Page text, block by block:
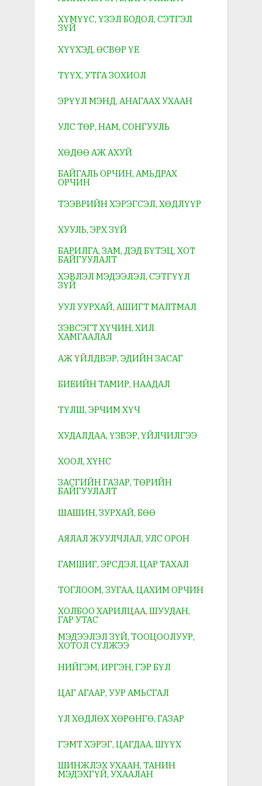
ХҮМҮҮС, ҮЗЭЛ БОДОЛ, СЭТГЭЛ
ЗҮЙ
ХҮҮХЭД, ӨСВӨР ҮЕ
ТҮҮХ, УТГА ЗОХИОЛ
ЭРҮҮЛ МЭНД, АНАГААХ УХААН
УЛС ТӨР, НАМ, СОНГУУЛЬ
ХӨДӨӨ АЖ АХУЙ
БАЙГАЛЬ ОРЧИН, АМЬДРАХ
ОРЧИН
ТЭЭВРИЙН ХЭРЭГСЭЛ, ХӨДЛҮҮР
ХУУЛЬ, ЭРХ ЗҮЙ
БАРИЛГА, ЗАМ, ДЭД БҮТЭЦ, ХОТ
БАЙГУУЛАЛТ
ХЭВЛЭЛ МЭДЭЭЛЭЛ, СЭТГҮҮЛ
ЗҮЙ
УУЛ УУРХАЙ, АШИГТ МАЛТМАЛ
ЗЭВСЭГТ ХҮЧИН, ХИЛ
ХАМГААЛАЛ
АЖ ҮЙЛДВЭР, ЭДИЙН ЗАСАГ
БИЕИЙН ТАМИР, НААДАЛ
ТҮЛШ, ЭРЧИМ ХҮЧ
ХУДАЛДАА, ҮЗВЭР, ҮЙЛЧИЛГЭЭ
ХООЛ, ХҮНС
ЗАСГИЙН ГАЗАР, ТӨРИЙН
БАЙГУУЛАЛТ
ШАШИН, ЗУРХАЙ, БӨӨ
АЯЛАЛ ЖУУЛЧЛАЛ, УЛС ОРОН
ГАМШИГ, ЭРСДЭЛ, ЦАР ТАХАЛ
ТОГЛООМ, ЗУГАА, ЦАХИМ ОРЧИН
ХОЛБОО ХАРИЛЦАА, ШУУДАН,
ГАР УТАС
МЭДЭЭЛЭЛ ЗҮЙ, ТООЦООЛУУР,
ХОТОЛ СҮЛЖЭЭ
НИЙГЭМ, ИРГЭН, ГЭР БҮЛ
ЦАГ АГААР, УУР АМЬСГАЛ
ҮЛ ХӨДЛӨХ ХӨРӨНГӨ, ГАЗАР
ГЭМТ ХЭРЭГ, ЦАГДАА, ШҮҮХ
ШИНЖЛЭХ УХААН, ТАНИН
МЭДЭХГҮЙ, УХААЛАН